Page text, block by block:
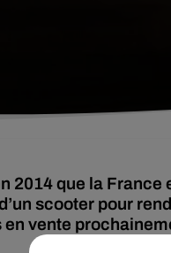
2014 que la
scooter pour
vente